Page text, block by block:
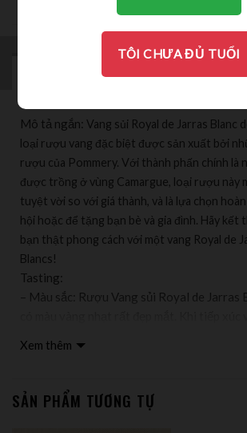
Mô tả ngắn: Vang sủi Royal de Jarras Blanc
loại rượu vang đặc biệt được sản xuất bởi
rượu của Pommery. Với thành phấn chính là
được trồng ở vùng Camargue, loại rượu này
tuyệt vời so với giá thành, và là lựa chọn
hội hoặc để tặng bạn bè và gia đình. Hãy kết
bạn thật phong cách với một vang Royal de
Blancs!
Tasting:
– Màu sắc: Rượu Vang sủi Royal de Jarras
và sự sủi bọt của nó trở nên nổi bật hơn.
phản chiếu ánh sáng như một bộ lăng kính
– Mùi hương: Sự tinh tế trong mùi hương
Xem thêm
SẢN PHẨM TƯƠNG TỰ
TÔI CHƯA ĐỦ TUỔI